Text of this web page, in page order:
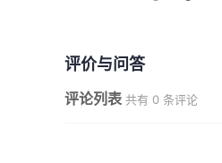
评价与问答
评论列表 共有 0 条评论